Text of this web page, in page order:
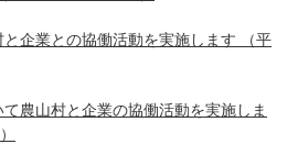
企業との協働活動を実施します （平
農山村と企業の協働活動を実施しま